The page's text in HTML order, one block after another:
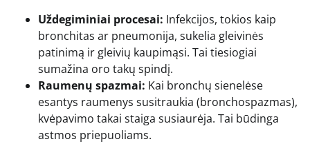
Uždegiminiai procesai: Infekcijos, tokios kaip
bronchitas ar pneumonija, sukelia gleivinės
patinimą ir gleivių kaupimąsi. Tai tiesiogiai
sumažina oro takų spindį.
Raumenų spazmai: Kai bronchų sienelėse
esantys raumenys susitraukia (bronchospazmas),
kvėpavimo takai staiga susiaurėja. Tai būdinga
astmos priepuoliams.